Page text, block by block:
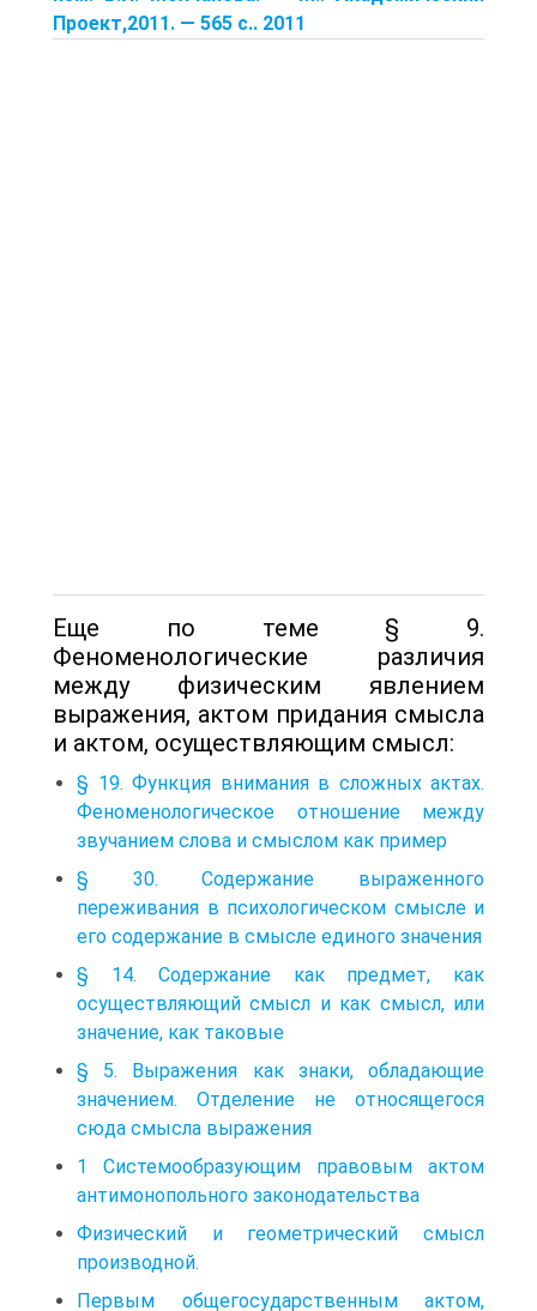
Проект,2011. — 565 с.. 2011
Еще по теме § 9.
Феноменологические различия
между физическим явлением
выражения, актом придания смысла
и актом, осуществляющим смысл:
§ 19. Функция внимания в сложных актах.
Феноменологическое отношение между
звучанием слова и смыслом как пример
§ 30. Содержание выраженного
переживания в психологическом смысле и
его содержание в смысле единого значения
§ 14. Содержание как предмет, как
осуществляющий смысл и как смысл, или
значение, как таковые
§ 5. Выражения как знаки, обладающие
значением. Отделение не относящегося
сюда смысла выражения
1 Системообразующим правовым актом
антимонопольного законодательства
Физический и геометрический смысл
производной.
Первым общегосударственным актом,